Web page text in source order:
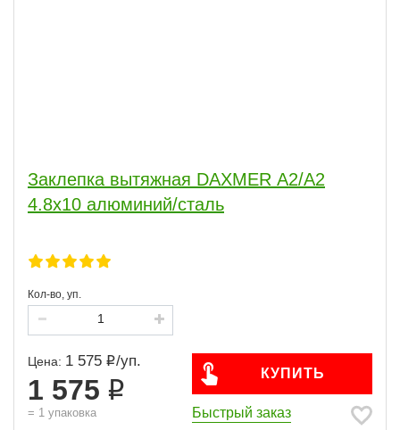
Заклепка вытяжная DAXMER А2/А2
4.8х10 алюминий/сталь
Кол-во, уп.
Цена: 1 575 /уп.
1 575
= 1 упаковка
КУПИТЬ
Быстрый заказ